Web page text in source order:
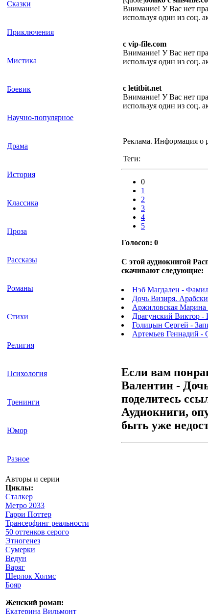
Сказки
Приключения
Мистика
Боевик
Научно-популярное
Драма
История
Классика
Проза
Рассказы
Романы
Стихи
Религия
Психология
Тренинги
Юмор
Разное
Авторы и серии
Циклы:
Сталкер
Метро 2033
Гарри Поттер
Трансерфинг реальности
50 оттенков серого
Этногенез
Сумерки
Ведун
Варяг
Шерлок Холмс
Бояр
Женский роман:
Екатерина Вильмонт
Внимание! У Вас нет
используя один из соц.
с vip-file.com
Внимание! У Вас нет
используя один из соц.
с letitbit.net
Внимание! У Вас нет
используя один из соц.
Реклама. Информация о
Теги:
0
1
2
3
4
5
Голосов: 0
С этой аудиокнигой
скачивают следующие:
Нэб Магдален -
Дочь Визиря.
Аржиловская Марина
Драгунский Виктор -
Голицын Сергей -
Артемьев Геннадий -
Если вам
Валентин -
поделитесь
Аудиокниги,
быть уже